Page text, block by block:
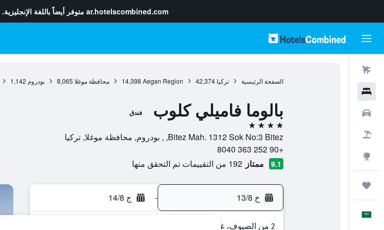
ar.hotelscombined.com متوفر أيضاً باللغة الإنجليزية.
الصفحة الرئيسية تركيا 42,374
Aegan Region
14,398 محافظة موغلا 8,065 بودروم 1,142
بالوما فاميلي كلوب فندق
4 نجوم
Bitez Mah. 1312 Sok No:3 Bitez, , بودروم, محافظة موغلا, تركيا
+90 252 363 8040
9.1 ممتاز 192 من التقييمات تم التحقق منها
خ 13/8 - ج 14/8
2 من الضيوف، غرفة واحدة